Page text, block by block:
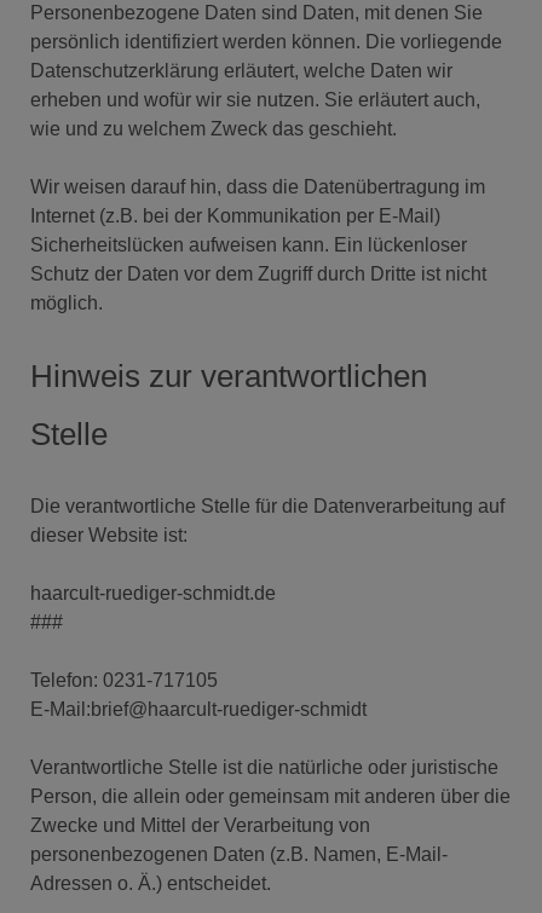
Personenbezogene Daten sind Daten, mit denen Sie
persönlich identifiziert werden können. Die vorliegende
Datenschutzerklärung erläutert, welche Daten wir
erheben und wofür wir sie nutzen. Sie erläutert auch,
wie und zu welchem Zweck das geschieht.
Wir weisen darauf hin, dass die Datenübertragung im
Internet (z.B. bei der Kommunikation per E-Mail)
Sicherheitslücken aufweisen kann. Ein lückenloser
Schutz der Daten vor dem Zugriff durch Dritte ist nicht
möglich.
Hinweis zur verantwortlichen
Stelle
Die verantwortliche Stelle für die Datenverarbeitung auf
dieser Website ist:
haarcult-ruediger-schmidt.de
###
Telefon: 0231-717105
E-Mail:brief@haarcult-ruediger-schmidt
Verantwortliche Stelle ist die natürliche oder juristische
Person, die allein oder gemeinsam mit anderen über die
Zwecke und Mittel der Verarbeitung von
personenbezogenen Daten (z.B. Namen, E-Mail-
Adressen o. Ä.) entscheidet.